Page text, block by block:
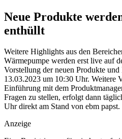
Neue Produkte
enthüllt
Weitere Highlights aus den
Wärmepumpe werden erst live auf
Vorstellung der neuen Produkte
13.03.2023 um 10:30 Uhr. Weitere
Einführung mit dem
Fragen zu stellen, erfolgt dann
Uhr direkt am Stand von ebm papst.
Anzeige